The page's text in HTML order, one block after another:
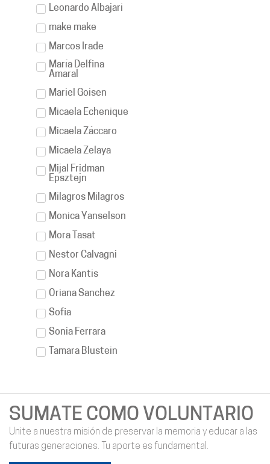
Leonardo Albajari
make make
Marcos Irade
María Delfina
Amaral
Mariel Goisen
Micaela Echenique
Micaela Záccaro
Micaela Zelaya
Mijal Fridman
Epsztejn
Milagros Milagros
Monica Yanselson
Mora Tasat
Nestor Calvagni
Nora Kantis
Oriana Sanchez
Sofia
Sonia Ferrara
Tamara Blustein
SUMATE COMO VOLUNTARIO
Unite a nuestra misión de preservar la memoria y educar a las
futuras generaciones. Tu aporte es fundamental.